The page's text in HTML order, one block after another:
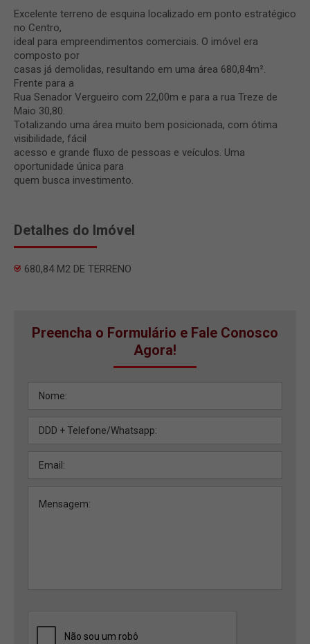
Excelente terreno de esquina localizado em ponto estratégico
no Centro,
ideal para empreendimentos comerciais. O imóvel era
composto por
casas já demolidas, resultando em uma área 680,84m².
Frente para a
Rua Senador Vergueiro com 22,00m e para a rua Treze de
Maio 30,80.
Totalizando uma área muito bem posicionada, com ótima
visibilidade, fácil
acesso e grande fluxo de pessoas e veículos. Uma
oportunidade única para
quem busca investimento.
Detalhes do Imóvel
680,84 M2 DE TERRENO
Preencha o Formulário e Fale Conosco
Agora!